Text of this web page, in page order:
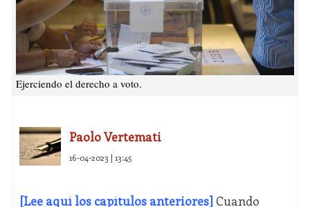
Ejerciendo el derecho a voto.
Paolo Vertemati
16-04-2023 | 13:45
[Lee aquí los capítulos anteriores]Cuando